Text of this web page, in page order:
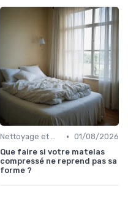
Nettoyage et maintenance • 01/08/2026
Que faire si votre matelas
compressé ne reprend pas sa
forme ?